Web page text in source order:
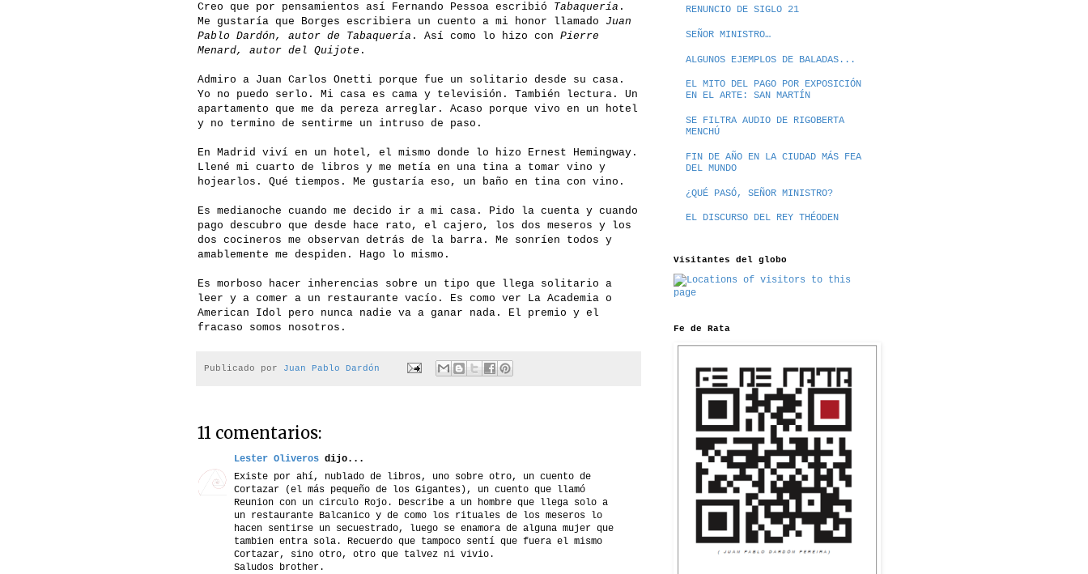
Creo que por pensamientos así Fernando Pessoa escribió Tabaquería .
Me gustaría que Borges escribiera un cuento a mi honor llamado Juan
Pablo Dardón, autor de Tabaquería . Así como lo hizo con Pierre
Menard, autor del Quijote .
Admiro a Juan Carlos Onetti porque fue un solitario desde su casa.
Yo no puedo serlo. Mi casa es cama y televisión. También lectura. Un
apartamento que me da pereza arreglar. Acaso porque vivo en un hotel
y no termino de sentirme un intruso de paso.
En Madrid viví en un hotel, el mismo donde lo hizo Ernest Hemingway.
Llené mi cuarto de libros y me metía en una tina a tomar vino y
hojearlos. Qué tiempos. Me gustaría eso, un baño en tina con vino.
Es medianoche cuando me decido ir a mi casa. Pido la cuenta y cuando
pago descubro que desde hace rato, el cajero, los dos meseros y los
dos cocineros me observan detrás de la barra. Me sonríen todos y
amablemente me despiden. Hago lo mismo.
Es morboso hacer inherencias sobre un tipo que llega solitario a
leer y a comer a un restaurante vacío. Es como ver La Academia o
American Idol pero nunca nadie va a ganar nada. El premio y el
fracaso somos nosotros.
Publicado por Juan Pablo Dardón
11 comentarios:
Lester Oliveros dijo...
Existe por ahí, nublado de libros, uno sobre otro, un cuento de
Cortazar (el más pequeño de los Gigantes), un cuento que llamó
Reunion con un circulo Rojo. Describe a un hombre que llega solo a
un restaurante Balcanico y de como los rituales de los meseros lo
hacen sentirse un secuestrado, luego se enamora de alguna mujer que
tambien entra sola. Recuerdo que tampoco sentí que fuera el mismo
Cortazar, sino otro, otro que talvez ni vivio.
Saludos brother.
RENUNCIO DE SIGLO 21
SEÑOR MINISTRO…
ALGUNOS EJEMPLOS DE BALADAS...
EL MITO DEL PAGO POR EXPOSICIÓN
EN EL ARTE: SAN MARTÍN
SE FILTRA AUDIO DE RIGOBERTA
MENCHÚ
FIN DE AÑO EN LA CIUDAD MÁS FEA
DEL MUNDO
¿QUÉ PASÓ, SEÑOR MINISTRO?
EL DISCURSO DEL REY THÉODEN
Visitantes del globo
Fe de Rata